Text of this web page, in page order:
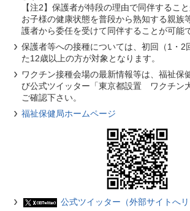
【注2】保護者が特段の理由で同伴するこ
お子様の健康状態を普段から熟知する親族
護者から委任を受けて同伴することが可能
保護者等への接種については、初回（1・2
た12歳以上の方が対象となります。
ワクチン接種会場の最新情報等は、福祉保
び公式ツイッター「東京都設置 ワクチン
ご確認下さい。
福祉保健局ホームページ
公式ツイッター（外部サイトへリ